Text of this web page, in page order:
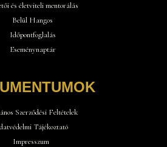
és életviteli mentorálás
Belül Hangos
Időpontfoglalás
Eseménynaptár
Szerződési Feltételek
Tájékoztató
Impresszum